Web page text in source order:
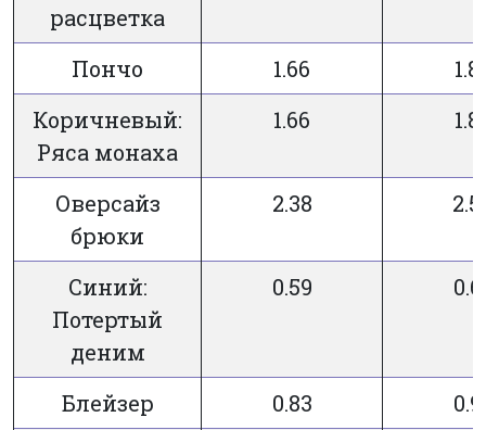
расцветка
Пончо 1.66
Коричневый:
Ряса монаха
1.66
Оверсайз
брюки
2.38
Синий:
Потертый
деним
0.59
Блейзер 0.83